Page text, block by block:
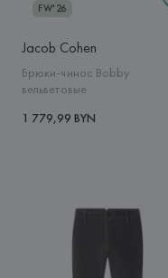
FW'26
Jacob Cohen
Брюки-чинос Bobby
вельветовые
1 779,99 BYN